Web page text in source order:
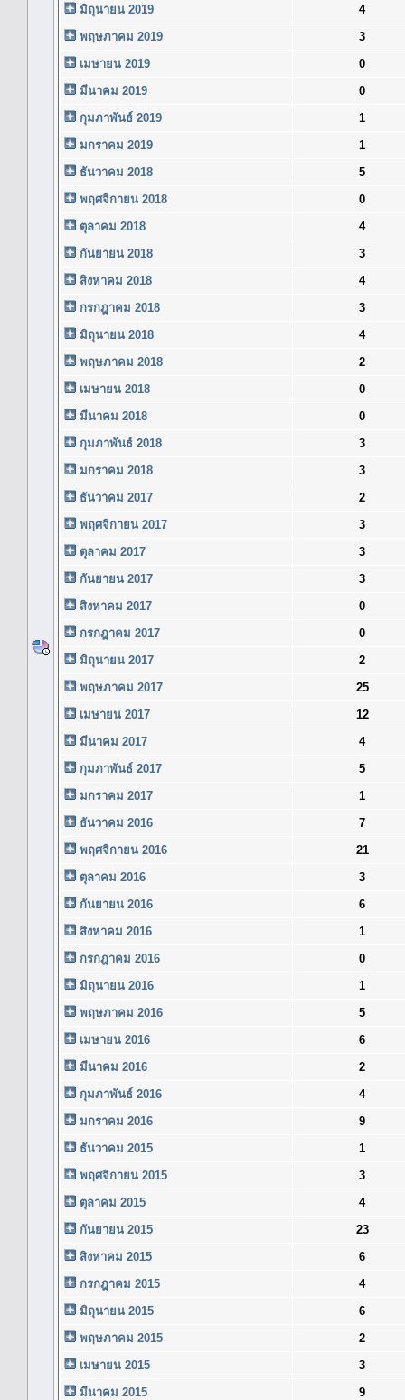
มิถุนายน 2019
4
พฤษภาคม 2019
3
เมษายน 2019
0
มีนาคม 2019
0
กุมภาพันธ์ 2019
1
มกราคม 2019
1
ธันวาคม 2018
5
พฤศจิกายน 2018
0
ตุลาคม 2018
4
กันยายน 2018
3
สิงหาคม 2018
4
กรกฎาคม 2018
3
มิถุนายน 2018
4
พฤษภาคม 2018
2
เมษายน 2018
0
มีนาคม 2018
0
กุมภาพันธ์ 2018
3
มกราคม 2018
3
ธันวาคม 2017
2
พฤศจิกายน 2017
3
ตุลาคม 2017
3
กันยายน 2017
3
สิงหาคม 2017
0
กรกฎาคม 2017
0
มิถุนายน 2017
2
พฤษภาคม 2017
25
เมษายน 2017
12
มีนาคม 2017
4
กุมภาพันธ์ 2017
5
มกราคม 2017
1
ธันวาคม 2016
7
พฤศจิกายน 2016
21
ตุลาคม 2016
3
กันยายน 2016
6
สิงหาคม 2016
1
กรกฎาคม 2016
0
มิถุนายน 2016
1
พฤษภาคม 2016
5
เมษายน 2016
6
มีนาคม 2016
2
กุมภาพันธ์ 2016
4
มกราคม 2016
9
ธันวาคม 2015
1
พฤศจิกายน 2015
3
ตุลาคม 2015
4
กันยายน 2015
23
สิงหาคม 2015
6
กรกฎาคม 2015
4
มิถุนายน 2015
6
พฤษภาคม 2015
2
เมษายน 2015
3
มีนาคม 2015
9